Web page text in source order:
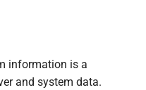
information is a
and system data.